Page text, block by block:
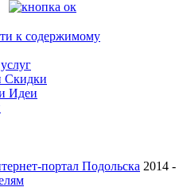
к содержимому
Скидки
Идеи
портал Подольска 2014 -